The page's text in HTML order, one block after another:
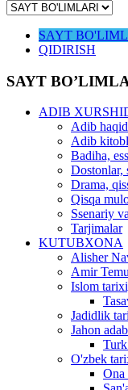
SAYT
QIDIRISH
SAYT
ADIB
Adib
Adib
Badiha,
Dostonlar,
Drama,
Qisqa
Ssenariy
Tarjimalar
KUTUBXONA
Alisher
Amir
Islom
Jadidlik
Jahon
O'zbek